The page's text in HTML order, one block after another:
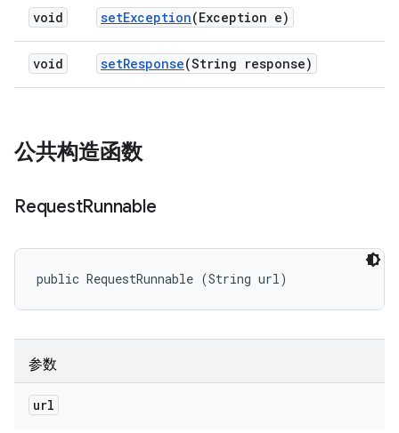
void setException(Exception e)
void setResponse(String response)
公共构造函数
RequestRunnable
public RequestRunnable (String url)
参数
url